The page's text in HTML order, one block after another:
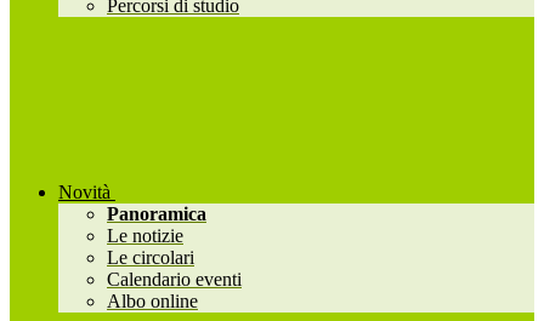
Percorsi di studio
Novità
Panoramica
Le notizie
Le circolari
Calendario eventi
Albo online